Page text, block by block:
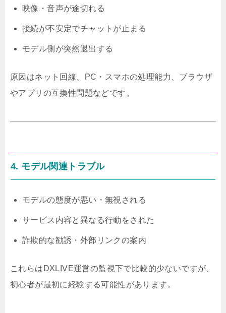
映像・音声が途切れる
接続が不安定でチャットが止まる
モデル側が突然退出する
原因はネット回線、PC・スマホの処理能力、ブラウザ
やアプリの互換性問題などです。
4. モデル関連トラブル
モデルの態度が悪い・無視される
サービス内容と異なる行動をされた
詐欺的な勧誘・外部リンクの案内
これらはDXLIVE運営の監視下で比較的少ないですが、
初心者が最初に経験する可能性があります。